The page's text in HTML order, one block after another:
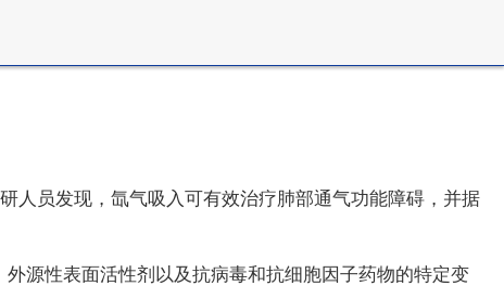
人员发现，氙气吸入可有效治疗肺部通气功能障碍，并据
源性表面活性剂以及抗病毒和抗细胞因子药物的特定变